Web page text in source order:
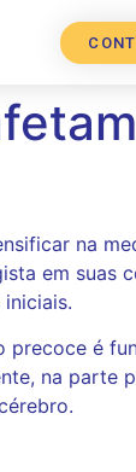
na
em suas
precoce é
na parte